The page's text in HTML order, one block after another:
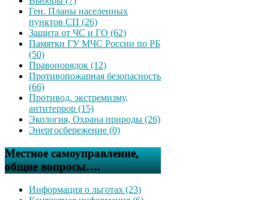
Ген. Планы населенных
пунктов СП (26)
Защита от ЧС и ГО (62)
Памятки ГУ МЧС России по РБ
(50)
Правопорядок (12)
Противопожарная безопасность
(66)
Противод. экстремизму,
антитеррор (15)
Экология, Охрана природы (26)
Энергосбережение (0)
Местное самоуправление,
общие вопросы….
Информация о льготах (23)